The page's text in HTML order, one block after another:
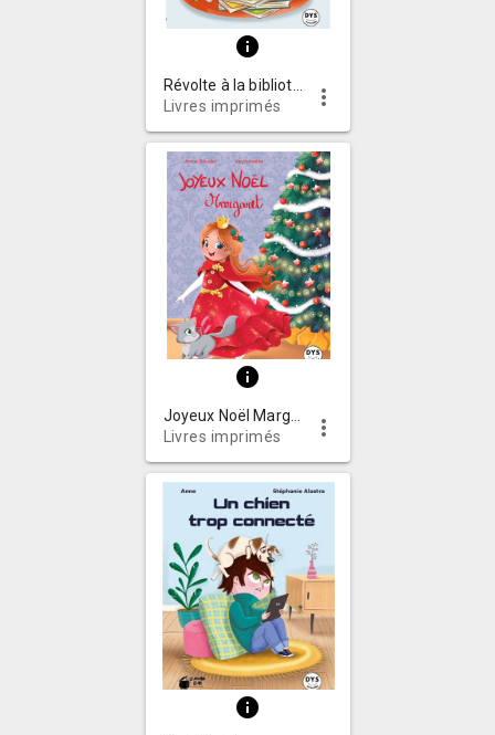
info
Livres imprimés
more_vert
info
Livres imprimés
more_vert
info